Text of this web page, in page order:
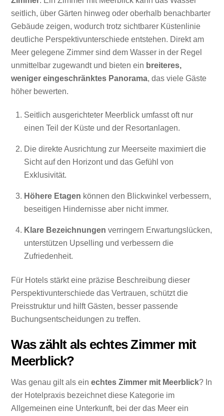
seitlich, über Gärten hinweg oder oberhalb benachbarter
Gebäude zeigen, wodurch trotz sichtbarer Küstenlinie
deutliche Perspektivunterschiede entstehen. Direkt am
Meer gelegene Zimmer sind dem Wasser in der Regel
unmittelbar zugewandt und bieten ein breiteres,
weniger eingeschränktes Panorama, das viele Gäste
höher bewerten.
Seitlich ausgerichteter Meerblick umfasst oft nur
einen Teil der Küste und der Resortanlagen.
Die direkte Ausrichtung zur Meerseite maximiert die
Sicht auf den Horizont und das Gefühl von
Exklusivität.
Höhere Etagen können den Blickwinkel verbessern,
beseitigen Hindernisse aber nicht immer.
Klare Bezeichnungen verringern Erwartungslücken,
unterstützen Upselling und verbessern die
Zufriedenheit.
Für Hotels stärkt eine präzise Beschreibung dieser
Perspektivunterschiede das Vertrauen, schützt die
Preisstruktur und hilft Gästen, besser passende
Buchungsentscheidungen zu treffen.
Was zählt als echtes Zimmer mit
Meerblick?
Was genau gilt als einechtes Zimmer mit Meerblick? In
der Hotelpraxis bezeichnet diese Kategorie im
Allgemeinen eine Unterkunft, bei der das Meer ein